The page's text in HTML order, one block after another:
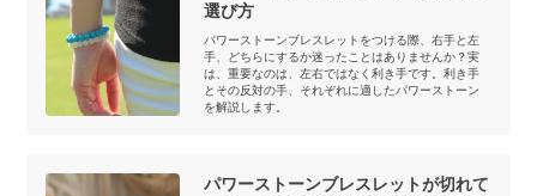
選び方
パワーストーンブレスレットをつける際、右手と左
手、どちらにするか迷ったことはありませんか？実
は、重要なのは、左右ではなく利き手です。利き手
とその反対の手、それぞれに適したパワーストーン
を解説します。
パワーストーンブレスレットが切れて